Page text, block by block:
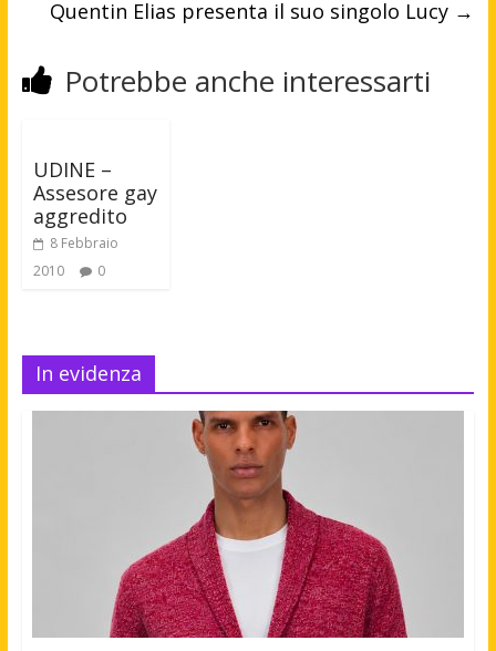
Quentin Elias presenta il suo singolo Lucy →
Potrebbe anche interessarti
UDINE –
Assesore gay
aggredito
8 Febbraio
2010
0
In evidenza